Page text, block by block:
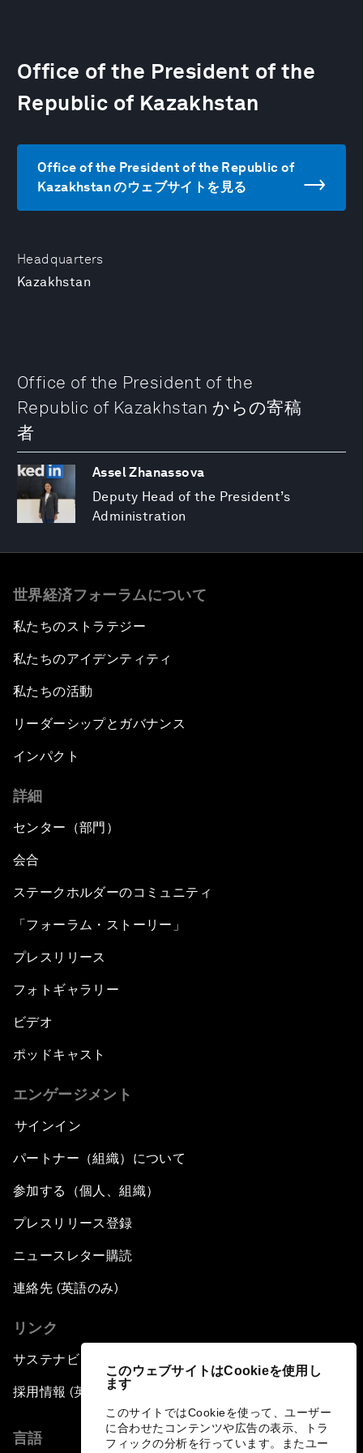
このウェブサイトはCookieを使用し
ます
このサイトではCookieを使って、ユーザー
に合わせたコンテンツや広告の表示、トラ
フィックの分析を行っています。またユー
Headquarters
Kazakhstan
Office of the President of the
Republic of Kazakhstan
Office of the President of the Republic of
Kazakhstan のウェブサイトを見る
Office of the President of the
Republic of Kazakhstan からの寄稿
者
Assel Zhanassova
Deputy Head of the President’s
Administration
世界経済フォーラムについて
私たちのストラテジー
私たちのアイデンティティ
私たちの活動
リーダーシップとガバナンス
インパクト
詳細
センター（部門）
会合
ステークホルダーのコミュニティ
「フォーラム・ストーリー」
プレスリリース
フォトギャラリー
ビデオ
ポッドキャスト
エンゲージメント
サインイン
パートナー（組織）について
参加する（個人、組織）
プレスリリース登録
ニュースレター購読
連絡先 (英語のみ)
リンク
サステナビリティへの取り組み
採用情報 (英語のみ)
言語